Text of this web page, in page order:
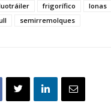
frigorífico lonas
semirremolques